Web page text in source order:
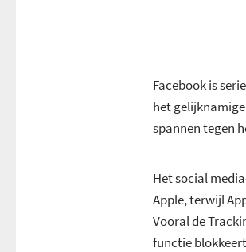
Facebook is
het
spannen tegen
Het social
Apple, terwijl
Vooral de
functie